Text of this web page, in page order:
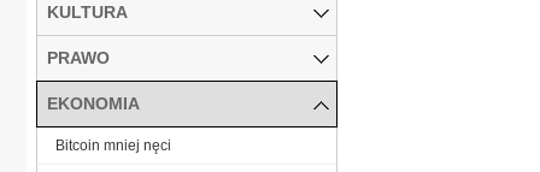
KULTURA
PRAWO
EKONOMIA
Bitcoin mniej nęci